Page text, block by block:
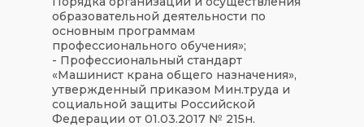
образовательной деятельности по
основным программам
профессионального обучения»;
- Профессиональный стандарт
«Машинист крана общего назначения»,
утвержденный приказом Мин.труда и
социальной защиты Российской
Федерации от 01.03.2017 № 215н.